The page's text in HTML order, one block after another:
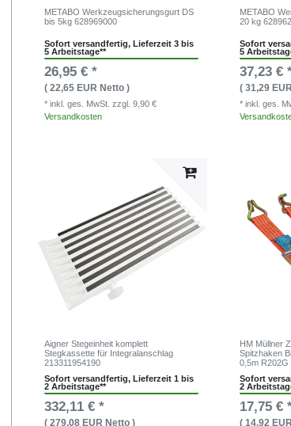
METABO Werkzeugsicherungsgurt DS
bis 5kg 628969000
Sofort versandfertig, Lieferzeit 3 bis
5 Arbeitstage**
26,95 € *
( 22,65 EUR Netto )
* inkl. ges. MwSt.zzgl. 9,90 €
Versandkosten
METABO
20 kg
Sofort
5
37,23 €
( 31,29
* inkl. ges.
Aigner Stegeinheit komplett
Stegkassette für Integralanschlag
213311954190
Sofort versandfertig, Lieferzeit 1 bis
2 Arbeitstage**
332,11 € *
( 279,08 EUR Netto )
HM Müllner
Spitzhaken
0,5m R202G
Sofort
2
17,75 €
( 14,92